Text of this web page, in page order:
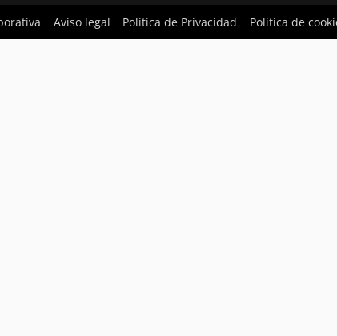
Aviso legal Política de Privacidad Política de